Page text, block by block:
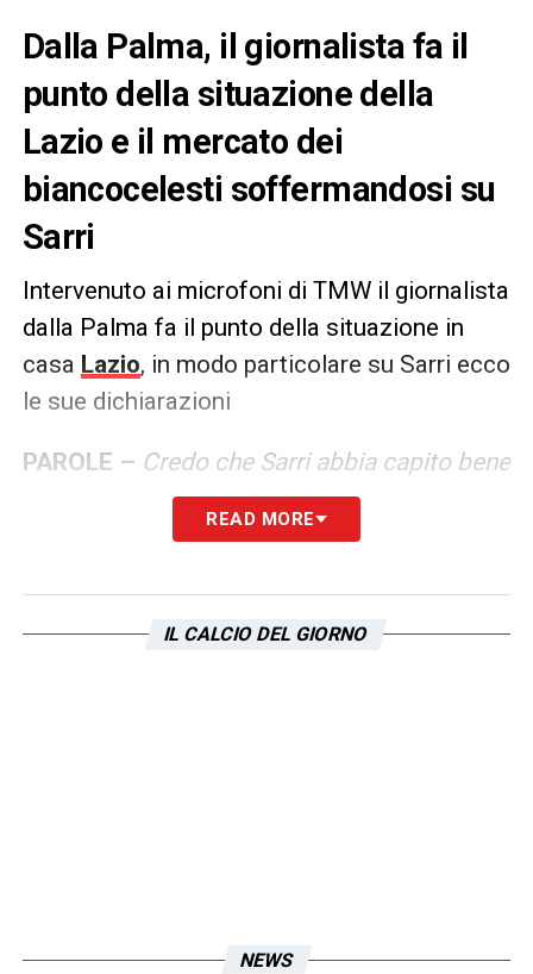
Dalla Palma, il giornalista fa il
punto della situazione della
Lazio e il mercato dei
biancocelesti soffermandosi su
Sarri
Intervenuto ai microfoni di TMW il giornalista
dalla Palma fa il punto della situazione in
casa Lazio, in modo particolare su Sarri ecco
le sue dichiarazioni
PAROLE – Credo che Sarri abbia capito bene
ormai le dinamiche della Lazio e del
presidente Lotito. Lui ha detto che si trova
negativi di questo rapporto.Voleva 2-3
READ MORE
IL CALCIO DEL GIORNO
NEWS